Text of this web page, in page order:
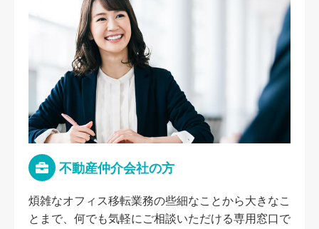
不動産仲介会社の方
煩雑なオフィス移転業務の些細なことから大きなこ
とまで、何でも気軽にご相談いただける専用窓口で